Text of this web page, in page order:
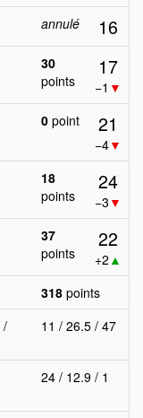
annulé 16
30
points
17
−1 ▼
0 point 21
−4▼
18
points
24
−3 ▼
37
points
22
+2 ▲
318 points
/
11 / 26.5 / 47
24 / 12.9 / 1